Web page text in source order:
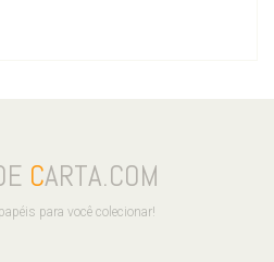
CARTA.COM
para você colecionar!